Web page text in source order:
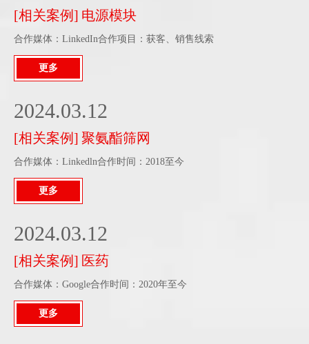
[相关案例] 电源模块
合作媒体：LinkedIn合作项目：获客、销售线索
更多
[相关案例] 聚氨酯筛网
合作媒体：Linkedln合作时间：2018至今
2024.03.12
更多
[相关案例] 医药
合作媒体：Google合作时间：2020年至今
2024.03.12
更多